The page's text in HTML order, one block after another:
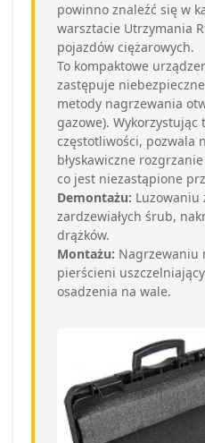
powinno znaleźć się w
warsztacie Utrzymania
pojazdów ciężarowych.
To kompaktowe
zastępuje
metody nagrzewania
gazowe).
częstotliwości, pozwala
błyskawiczne
co jest niezastąpione
Demontażu: Luzowaniu
zardzewiałych śrub,
drążków.
Montażu: Nagrzewaniu
pierścieni
osadzenia na wale.